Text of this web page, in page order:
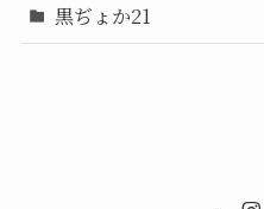
黒ぢょか21